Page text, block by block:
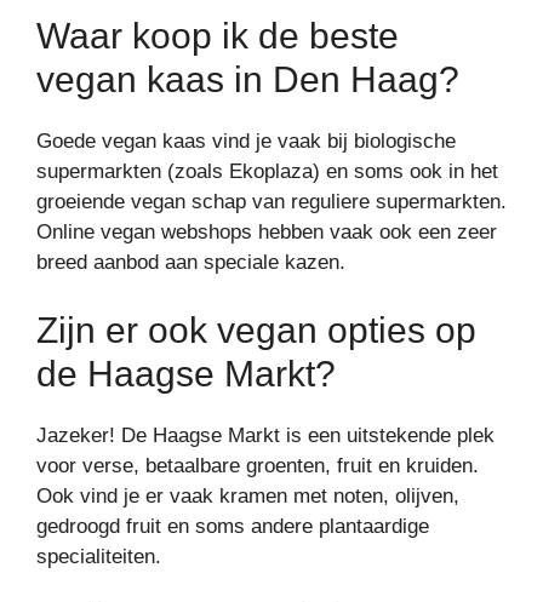
Waar koop ik de beste
vegan kaas in Den Haag?
Goede vegan kaas vind je vaak bij biologische
supermarkten (zoals Ekoplaza) en soms ook in het
groeiende vegan schap van reguliere supermarkten.
Online vegan webshops hebben vaak ook een zeer
breed aanbod aan speciale kazen.
Zijn er ook vegan opties op
de Haagse Markt?
Jazeker! De Haagse Markt is een uitstekende plek
voor verse, betaalbare groenten, fruit en kruiden.
Ook vind je er vaak kramen met noten, olijven,
gedroogd fruit en soms andere plantaardige
specialiteiten.